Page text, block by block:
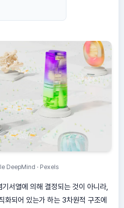
DeepMind · Pexels
서열에 의해 결정되는 것이 아니라,
화되어 있는가 하는 3차원적 구조에